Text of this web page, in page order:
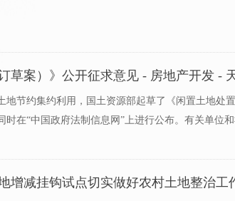
全力推进保障性住房项目尽快开工建设，确保商
草案）》公开征求意见 - 房地产开发 -
地节约集约利用，国土资源部起草了《闲置土地处
在“中国政府法制信息网”上进行公布。有关单位
增减挂钩试点切实做好农村土地整治